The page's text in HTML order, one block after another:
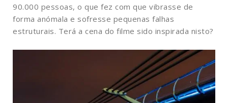
90.000 pessoas, o que fez com que vibrasse de
forma anómala e sofresse pequenas falhas
estruturais. Terá a cena do filme sido inspirada nisto?